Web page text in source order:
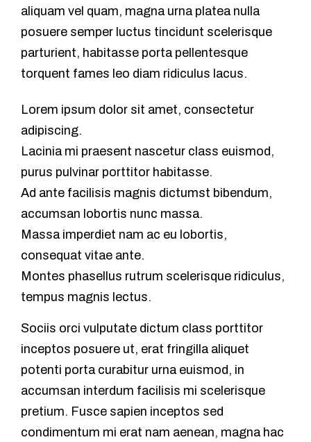
aliquam vel quam, magna urna platea nulla
posuere semper luctus tincidunt scelerisque
parturient, habitasse porta pellentesque
torquent fames leo diam ridiculus lacus.
Lorem ipsum dolor sit amet, consectetur
adipiscing.
Lacinia mi praesent nascetur class euismod,
purus pulvinar porttitor habitasse.
Ad ante facilisis magnis dictumst bibendum,
accumsan lobortis nunc massa.
Massa imperdiet nam ac eu lobortis,
consequat vitae ante.
Montes phasellus rutrum scelerisque ridiculus,
tempus magnis lectus.
Sociis orci vulputate dictum class porttitor
inceptos posuere ut, erat fringilla aliquet
potenti porta curabitur urna euismod, in
accumsan interdum facilisis mi scelerisque
pretium. Fusce sapien inceptos sed
condimentum mi erat nam aenean, magna hac